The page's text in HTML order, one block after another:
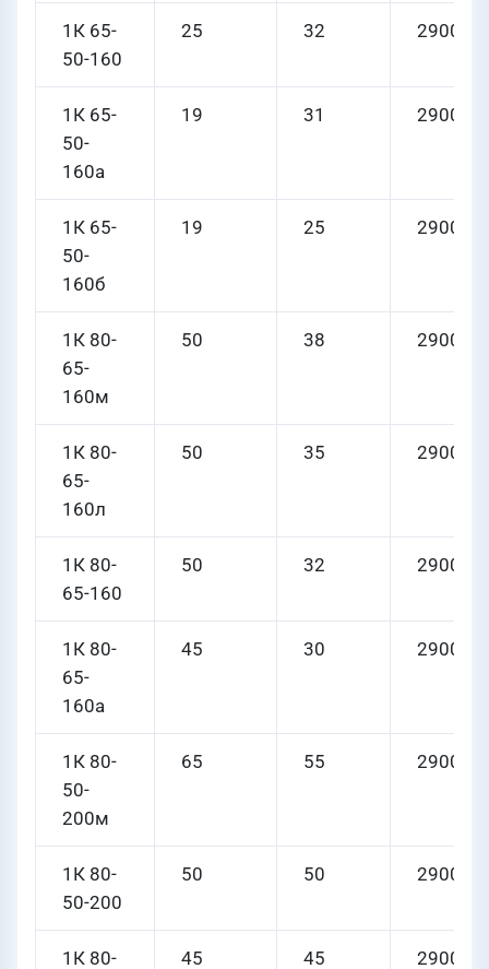
1К 65-
50-160
25 32 2900
1К 65-
50-
160а
19 31 2900
1К 65-
50-
160б
19 25 2900
1К 80-
65-
160м
50 38 2900
1К 80-
65-
160л
50 35 2900
1К 80-
65-160
50 32 2900
1К 80-
65-
160а
45 30 2900
1К 80-
50-
200м
65 55 2900
1К 80-
50-200
50 50 2900
1К 80-
45 45 2900